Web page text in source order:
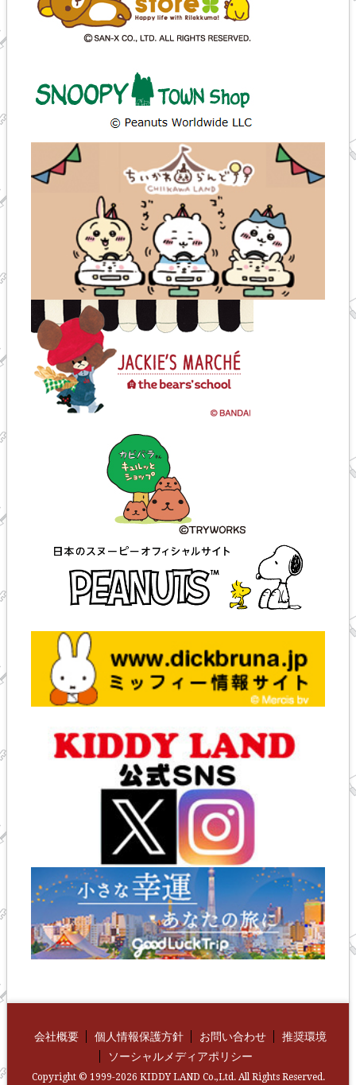
会社概要 個人情報保護方針 お問い合わせ
推奨環境
ソーシャルメディアポリシー
Copyright © 1999-2026 KIDDY LAND Co.,Ltd. All Rights Reserved.